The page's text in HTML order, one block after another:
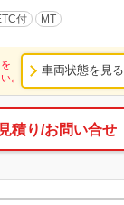
付 MT
。
車両状態を見る
積り/お問い合せ